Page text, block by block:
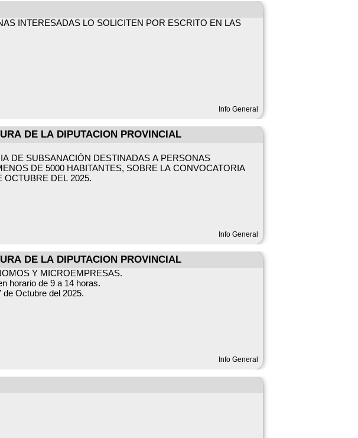
INTERESADAS LO SOLICITEN POR ESCRITO EN LAS
Info General
DE LA DIPUTACION PROVINCIAL
DE SUBSANACIÓN DESTINADAS A PERSONAS
DE 5000 HABITANTES, SOBRE LA CONVOCATORIA
OCTUBRE DEL 2025.
Info General
DE LA DIPUTACION PROVINCIAL
Y MICROEMPRESAS.
horario de 9 a 14 horas.
Octubre del 2025.
Info General